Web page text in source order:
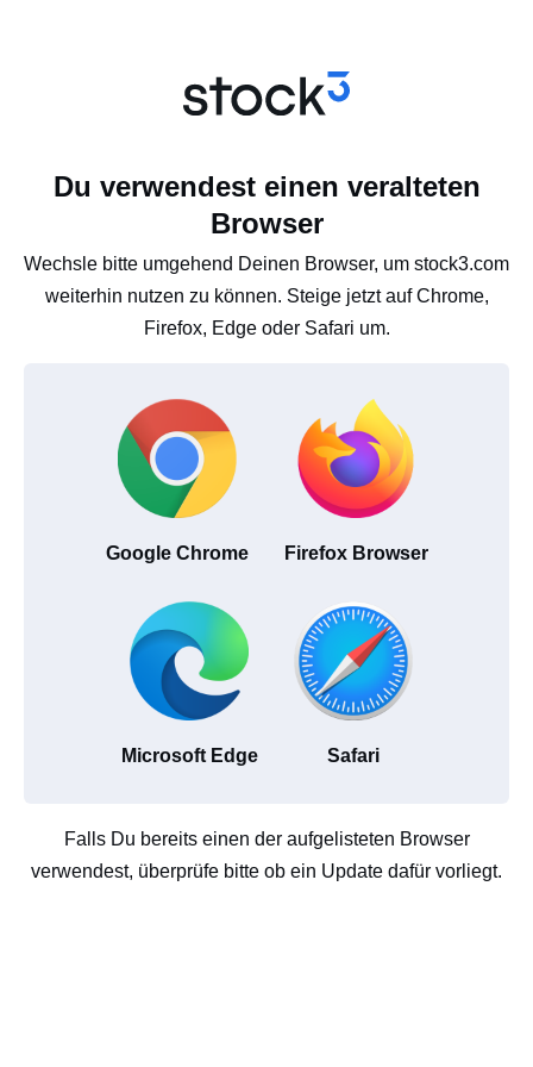
Du verwendest einen veralteten
Browser
Wechsle bitte umgehend Deinen Browser, um stock3.com
weiterhin nutzen zu können. Steige jetzt auf Chrome,
Firefox, Edge oder Safari um.
Google Chrome Firefox Browser
Microsoft Edge Safari
Falls Du bereits einen der aufgelisteten Browser
verwendest, überprüfe bitte ob ein Update dafür vorliegt.